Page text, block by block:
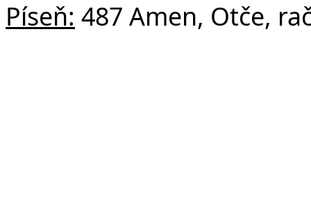
Píseň: 487 Amen, Otče,